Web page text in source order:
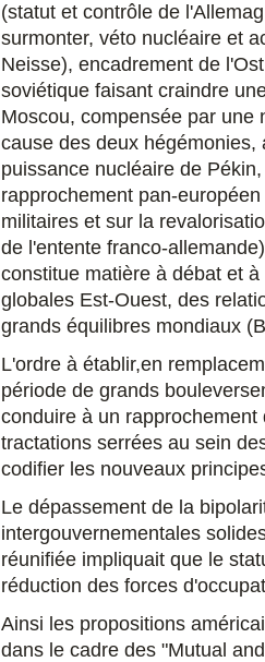
(statut et contrôle de
surmonter, véto nucléaire et
Neisse), encadrement de
soviétique faisant craindre
Moscou, compensée par une
cause des deux
puissance nucléaire de
rapprochement pan-
militaires et sur la
de l'entente franco-
constitue matière à débat et
globales Est-Ouest, des
grands équilibres mondiaux
L'ordre à établir,en
période de grands
conduire à un
tractations serrées au sein
codifier les nouveaux
Le dépassement de la
intergouvernementales
réunifiée impliquait que le
réduction des forces
Ainsi les propositions
dans le cadre des "Mutual